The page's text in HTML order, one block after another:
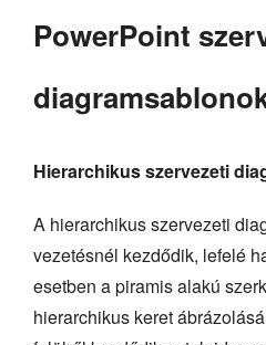
PowerPoint
Hierarchikus szervezeti
A hierarchikus szervezeti
vezetésnél kezdődik, lefelé
esetben a piramis alakú
hierarchikus keret